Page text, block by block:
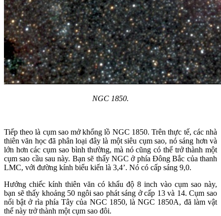
NGC 1850.
Tiếp theo là cụm sao mở khổng lồ NGC 1850. Trên thực tế, các nhà
thiên văn học đã phân loại đây là một siêu cụm sao, nó sáng hơn và
lớn hơn các cụm sao bình thường, mà nó cũng có thể trở thành một
cụm sao cầu sau này. Bạn sẽ thấy NGC ở phía Đông Bắc của thanh
LMC, với đường kính biểu kiến là 3,4’. Nó có cấp sáng 9,0.
Hướng chiếc kính thiên văn có khẩu độ 8 inch vào cụm sao này,
bạn sẽ thấy khoảng 50 ngôi sao phát sáng ở cấp 13 và 14. Cụm sao
nổi bật ở rìa phía Tây của NGC 1850, là NGC 1850A, đã làm vật
thể này trở thành một cụm sao đôi.